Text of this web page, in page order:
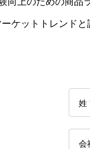
ケットトレンド